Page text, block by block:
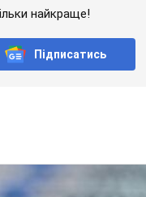
найкраще!
Підписатись